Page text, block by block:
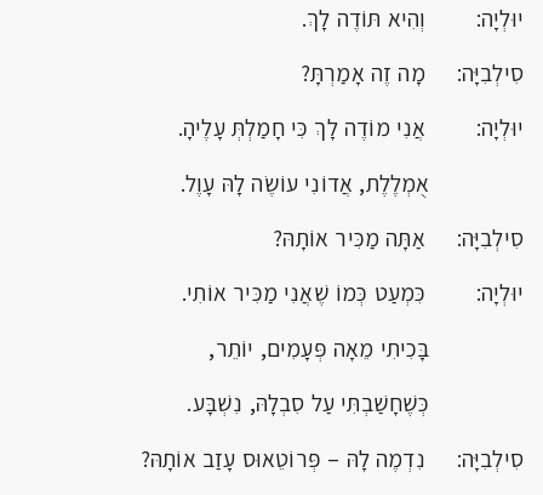
יוּלְיָה: וְהִיא תּוֹדֶה לָךְ.
סִילְבִיָּה: מָה זֶה אָמַרְתָּ?
יוּלְיָה: אֲנִי מוֹדֶה לָךְ כִּי חָמַלְתְּ עָלֶיהָ.
אֻמְלֶלֶת, אֲדוֹנִי עוֹשֶׂה לָהּ עָוֶל.
סִילְבִיָּה: אַתָּה מַכִּיר אוֹתָהּ?
יוּלְיָה: כִּמְעַט כְּמוֹ שֶׁאֲנִי מַכִּיר אוֹתִי.
בָּכִיתִי מֵאָה פְּעָמִים, יוֹתֵר,
כְּשֶׁחָשַׁבְתִּי עַל סִבְלָהּ, נִשְׁבָּע.
סִילְבִיָּה: נִדְמֶה לָהּ – פְּרוֹטֵאוּס עָזַב אוֹתָהּ?